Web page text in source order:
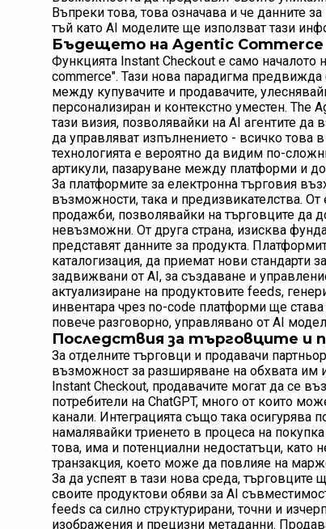
Въпреки това, това означава и че данните
тъй като AI моделите ще използват тази
Бъдещето на Agentic Commerce
Функцията Instant Checkout е само началото
commerce". Тази нова парадигма
между купувачите и продавачите,
персонализиран и контекстно уместен.
тази визия, позволявайки на AI агентите да
да управляват изпълнението - всичко това
технологията е вероятно да видим по-
артикули, пазаруване между платформи и
За платформите за електронна търговия
възможности, така и предизвикателства.
продажби, позволявайки на търговците да
невъзможни. От друга страна, изисква
представят данните за продукта.
каталогизация, да приемат нови стандарти
задвижвани от AI, за създаване и
актуализиране на продуктовите feeds,
инвентара чрез no-code платформи ще
повече разговорно, управлявано от AI
Последствия за търговците и
За отделните търговци и продавачи
възможност за разширяване на обхвата им
Instant Checkout, продавачите могат да се
потребители на ChatGPT, много от които
канали. Интеграцията също така осигурява
намалявайки триенето в процеса на
това, има и потенциални недостатъци, като
транзакция, което може да повлияе на
За да успеят в тази нова среда, търговците
своите продуктови обяви за AI
feeds са силно структурирани, точни и
изображения и прецизни метаданни.